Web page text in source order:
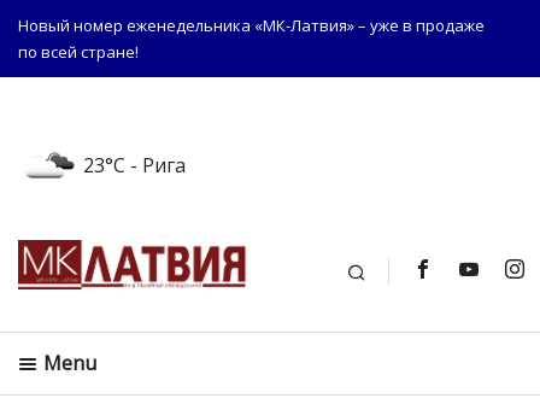
Новый номер еженедельника «МК-Латвия» – уже в продаже
по всей стране!
23°C - Рига
Поиск
Menu